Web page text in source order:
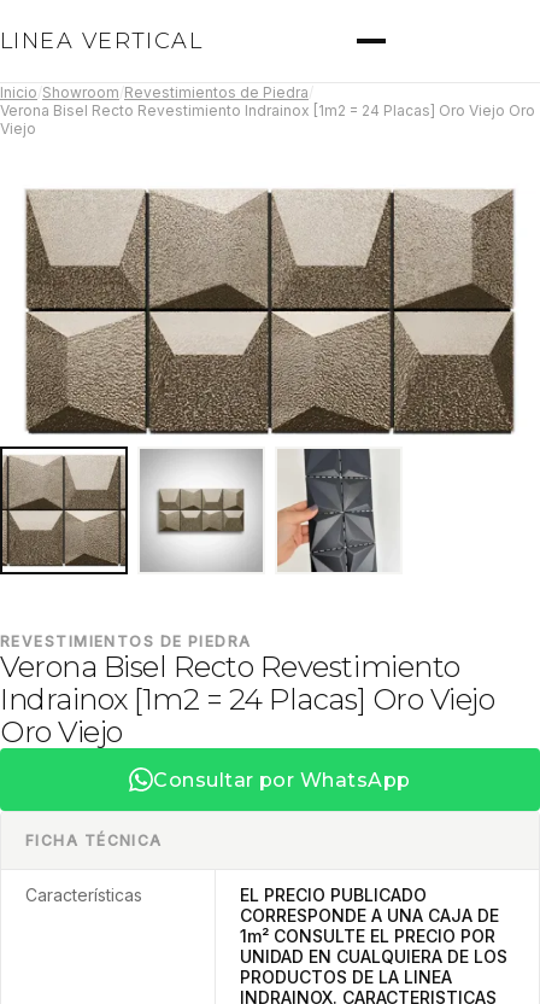
LINEA VERTICAL
Inicio Showroom Revestimientos de Piedra
Verona Bisel Recto Revestimiento Indrainox [1m2 = 24 Placas] Oro Viejo Oro
Viejo
REVESTIMIENTOS DE PIEDRA
Verona Bisel Recto Revestimiento
Indrainox [1m2 = 24 Placas] Oro Viejo
Oro Viejo
Consultar por WhatsApp
FICHA TÉCNICA
Características
EL PRECIO PUBLICADO
CORRESPONDE A UNA CAJA DE
1m² CONSULTE EL PRECIO POR
UNIDAD EN CUALQUIERA DE LOS
PRODUCTOS DE LA LINEA
INDRAINOX. CARACTERISTICAS